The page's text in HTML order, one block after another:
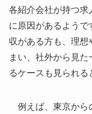
各紹介会社が持つ求
に原因があるよう
収がある方も、理想
まい、社外から見
るケースも見られる
例えば、東京から